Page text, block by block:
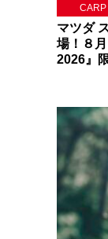
CARP
マツダ
場！８
2026』